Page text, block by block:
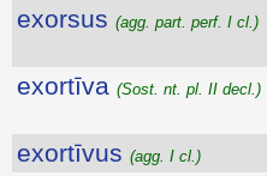
exorsus (agg. part. perf. I cl.)
exortīva (Sost. nt. pl. II decl.)
exortīvus (agg. I cl.)